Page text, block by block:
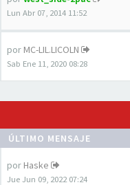
Lun Abr 07, 2014 11:52
por MC-LIL.LICOLN
Sab Ene 11, 2020 08:28
ÚLTIMO MENSAJE
por Haske
Jue Jun 09, 2022 07:24